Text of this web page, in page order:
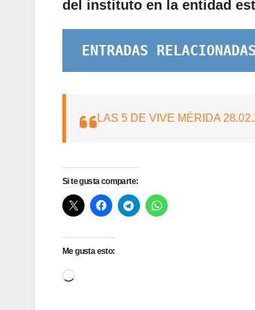
del instituto en la entidad
ENTRADAS RELACIONADAS
LAS 5 DE VIVE MÉRIDA
Si te gusta comparte:
Me gusta esto:
Cargando...